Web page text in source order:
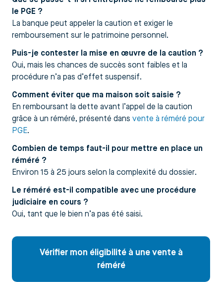
le PGE ?
La banque peut appeler la caution et exiger le
remboursement sur le patrimoine personnel.
Puis-je contester la mise en œuvre de la caution ?
Oui, mais les chances de succès sont faibles et la
procédure n’a pas d’effet suspensif.
Comment éviter que ma maison soit saisie ?
En remboursant la dette avant l’appel de la caution
grâce à un réméré, présenté dans vente à réméré pour
PGE.
Combien de temps faut-il pour mettre en place un
réméré ?
Environ 15 à 25 jours selon la complexité du dossier.
Le réméré est-il compatible avec une procédure
judiciaire en cours ?
Oui, tant que le bien n’a pas été saisi.
Vérifier mon éligibilité à une vente à
réméré